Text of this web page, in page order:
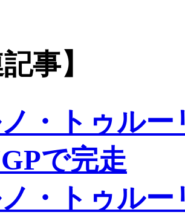
事】
・トゥル
で完走
・トゥル